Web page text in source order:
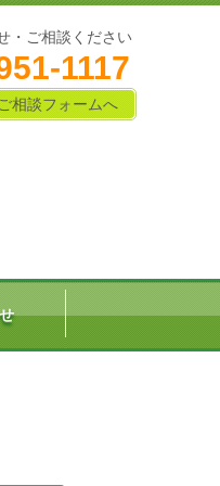
・ご相談ください
1117
相談フォームへ